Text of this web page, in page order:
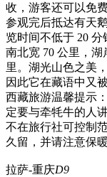
收，游客还可以免
参观完后抵达有天
览时间不低于 20 分
南北宽 70 公里，湖
里。湖光山色之美
因此它在藏语中又
西藏旅游温馨提示
定要与牵牦牛的人
不在旅行社可控制
久留，并请注意保暖
拉萨-重庆D9